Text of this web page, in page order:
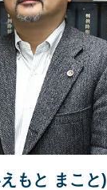
島田市
もと まこと)